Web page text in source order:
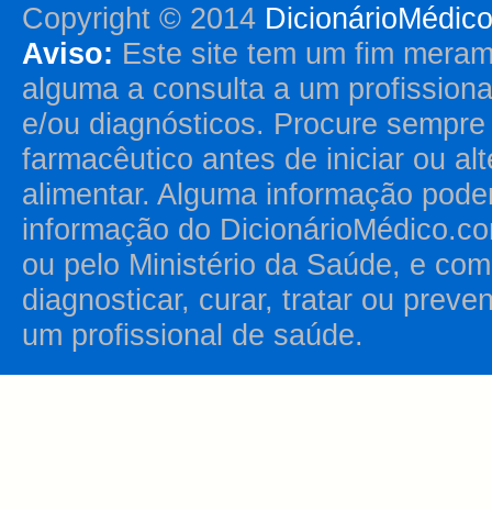
Copyright © 2014
Aviso: Este site tem um fim
alguma a consulta a um
e/ou diagnósticos. Procure
farmacêutico antes de iniciar ou
alimentar. Alguma informação
informação do
ou pelo Ministério da Saúde, e
diagnosticar, curar, tratar ou
um profissional de saúde.